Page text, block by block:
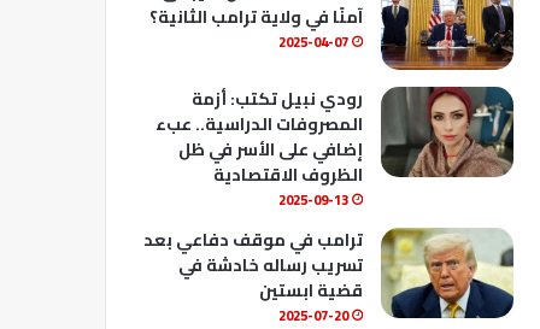
b
e
آمنًا في ولاية ترامب الثانية؟
2025-04-07
رودي نبيل تكتب: أزمة
المصروفات الدراسية.. عبء
إضافي على الأسر في ظل
الظروف الاقتصادية
2025-09-13
ترامب في موقف دفاعي بعد
تسريب رساله خادشة في
قضية ابستين
2025-07-20